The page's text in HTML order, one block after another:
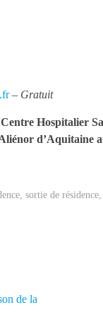
– Gratuit
Hospitalier
d’Aquitaine
, sortie de résidence,